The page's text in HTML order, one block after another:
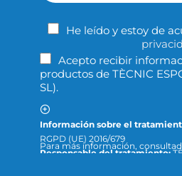
correo
He leído y estoy de
Acepto recibir
productos de TÈCNIC
SL).
Información sobre el
RGPD (UE) 2016/679
Responsable del tratamiento:
Para más información,